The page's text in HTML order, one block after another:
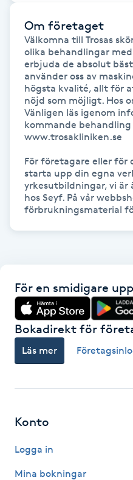
Olaplex
Olaplexbehandling
Ombre
Ombre brows
Ombre naglar
Optiker
Osteopati
Pedikyr
Pensionärklippning
Om företaget
Välkomna till Trosas
olika behandlingar
erbjuda de absolut
använder oss av
högsta kvalité, allt för
nöjd som möjligt. Hos
Vänligen läs igenom
kommande behandling
www.trosakliniken.se
För företagare eller för
starta upp din egna
yrkesutbildningar, vi är
hos Seyf. På vår
förbrukningsmaterial
För en smidigare
Bokadirekt för
Läs mer
Konto
Logga in
Mina bokningar